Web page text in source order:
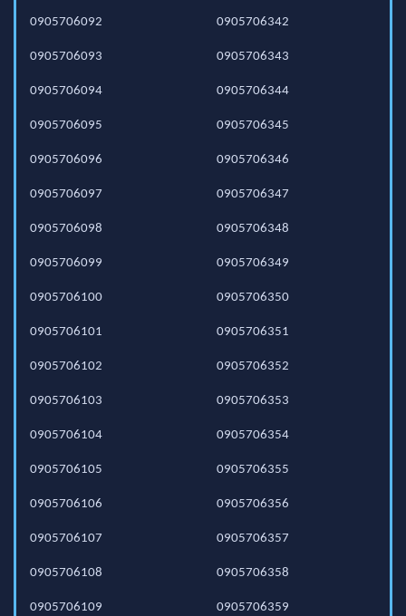
0905706092
0905706093
0905706094
0905706095
0905706096
0905706097
0905706098
0905706099
0905706100
0905706101
0905706102
0905706103
0905706104
0905706105
0905706106
0905706107
0905706108
0905706109
0905706342
0905706343
0905706344
0905706345
0905706346
0905706347
0905706348
0905706349
0905706350
0905706351
0905706352
0905706353
0905706354
0905706355
0905706356
0905706357
0905706358
0905706359